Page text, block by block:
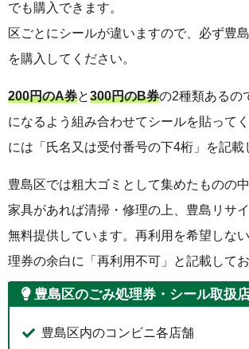
でも購入できます。
区ごとにシールが違いますので、必ず豊
を購入してください。
200円のA券と300円のB券の2種類あるの
になるよう組み合わせてシールを貼って
には「氏名又は受付番号の下4桁」を記載
豊島区では粗大ゴミとして集めたものの
家具があれば清掃・修理の上、豊島リサ
無料提供しています。再利用を希望しな
理券の余白に「再利用不可」と記載してお
豊島区のごみ処理券・シール取扱
豊島区内のコンビニ各店舗